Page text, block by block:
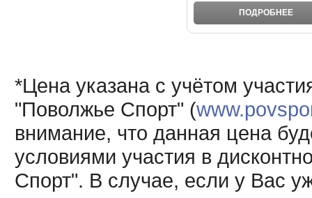
ПОДРОБНЕЕ
*Цена указана с учётом
"Поволжье Спорт" (
внимание, что данная цена
условиями участия в
Спорт". В случае, если у Вас